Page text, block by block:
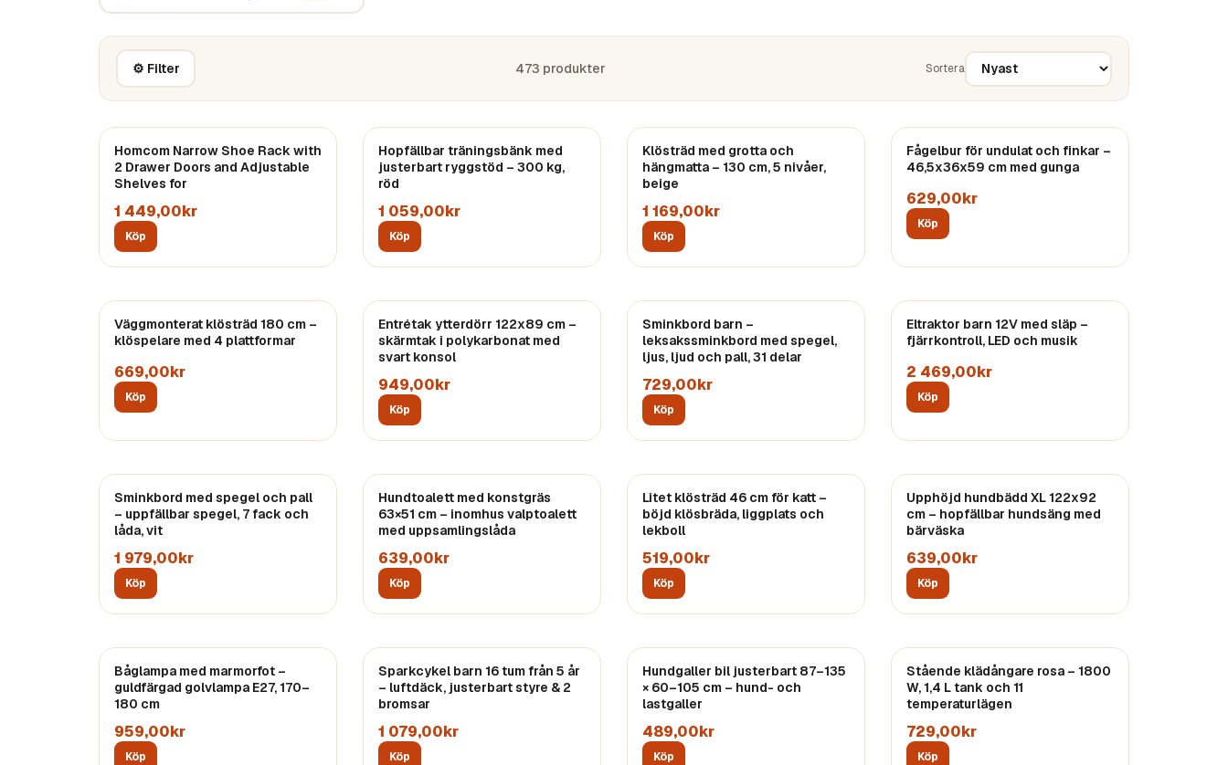
⚙ Filter 473 produkter Sortera
Homcom Narrow Shoe Rack with
2 Drawer Doors and Adjustable
Shelves for
1 449,00kr
Köp
Hopfällbar träningsbänk med
justerbart ryggstöd – 300 kg,
röd
1 059,00kr
Köp
Klösträd med grotta och
hängmatta – 130 cm, 5 nivåer,
beige
1 169,00kr
Köp
Fågelbur för undulat och finkar –
46,5x36x59 cm med gunga
629,00kr
Köp
Väggmonterat klösträd 180 cm –
klöspelare med 4 plattformar
669,00kr
Köp
Entrétak ytterdörr 122x89 cm –
skärmtak i polykarbonat med
svart konsol
949,00kr
Köp
Sminkbord barn –
leksakssminkbord med spegel,
ljus, ljud och pall, 31 delar
729,00kr
Köp
Eltraktor barn 12V med släp –
fjärrkontroll, LED och musik
2 469,00kr
Köp
Sminkbord med spegel och pall
– uppfällbar spegel, 7 fack och
låda, vit
1 979,00kr
Köp
Hundtoalett med konstgräs
63×51 cm – inomhus valptoalett
med uppsamlingslåda
639,00kr
Köp
Litet klösträd 46 cm för katt –
böjd klösbräda, liggplats och
lekboll
519,00kr
Köp
Upphöjd hundbädd XL 122x92
cm – hopfällbar hundsäng med
bärväska
639,00kr
Köp
Båglampa med marmorfot –
guldfärgad golvlampa E27, 170–
180 cm
959,00kr
Köp
Sparkcykel barn 16 tum från 5 år
– luftdäck, justerbart styre & 2
bromsar
1 079,00kr
Köp
Hundgaller bil justerbart 87–135
× 60–105 cm – hund- och
lastgaller
489,00kr
Köp
Stående klädångare rosa – 1800
W, 1,4 L tank och 11
temperaturlägen
729,00kr
Köp